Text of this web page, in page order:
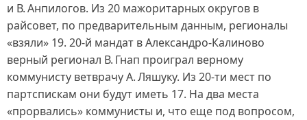
и В. Анпилогов. Из 20 мажоритарных округов в
райсовет, по предварительным данным, регионалы
«взяли» 19. 20‑й мандат в Александро‑Калиново
верный регионал В. Гнап проиграл верному
коммунисту ветврачу А. Ляшуку. Из 20-ти мест по
партспискам они будут иметь 17. На два места
«прорвались» коммунисты и, что еще под вопросом,